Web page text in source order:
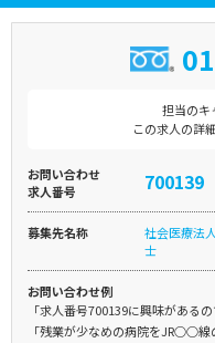
担当のキ
この求人の詳
お問い合わせ
求人番号
700139
募集先名称
社会医療法
士
お問い合わせ例
「求人番号700139に興味がある
「残業が少なめの病院をJR○○